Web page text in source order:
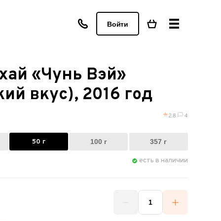
Войти
«Чунь Вэй»
вкус), 2016 год
2.8 4
50 г 100 г 357 г
есть в наличии